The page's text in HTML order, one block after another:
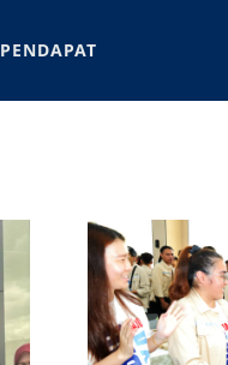
PENDAPAT